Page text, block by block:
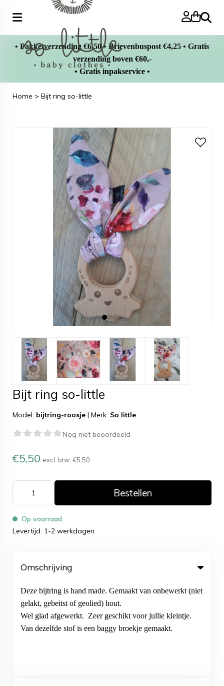
Zoeken
• Pakketverzending €6,50 • Brievenbuspost €4,25 • Gratis
verzending boven €60,-
• Gratis inpakservice •
Home > Bijt ring so-little
Bijt ring so-little
Model: bijtring-roosje | Merk: So little
Nog niet beoordeeld
€5,50 excl. btw: €5,50
Bestellen
Op voorraad
Levertijd: 1-2 werkdagen
Omschrijving
Deze bijtring is hand made. Gemaakt van onbewerkt (niet
gelakt, gebeitst of geolied) hout.
Wel glad afgewerkt. Zeer geschikt voor jullie kleintje.
Van dezelfde stof is een baggy broekje gemaakt.